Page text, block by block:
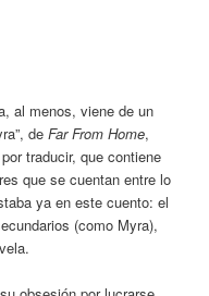
al menos, viene de un
deFar From Home,
traducir, que contiene
que se cuentan entre lo
ya en este cuento: el
(como Myra),